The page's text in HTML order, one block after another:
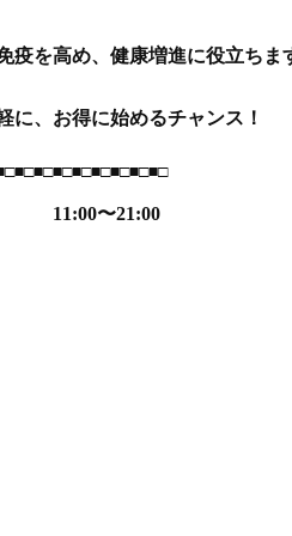
疫を高め、健康増進に役立ちま
に、お得に始めるチャンス！
11:00〜21:00